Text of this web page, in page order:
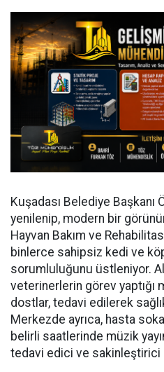
Kuşadası Belediye Başkanı
yenilenip, modern bir
Hayvan Bakım ve
binlerce sahipsiz kedi ve
sorumluluğunu üstleniyor.
veterinerlerin görev yaptığı
dostlar, tedavi edilerek
Merkezde ayrıca, hasta
belirli saatlerinde müzik
tedavi edici ve sakinleştirici